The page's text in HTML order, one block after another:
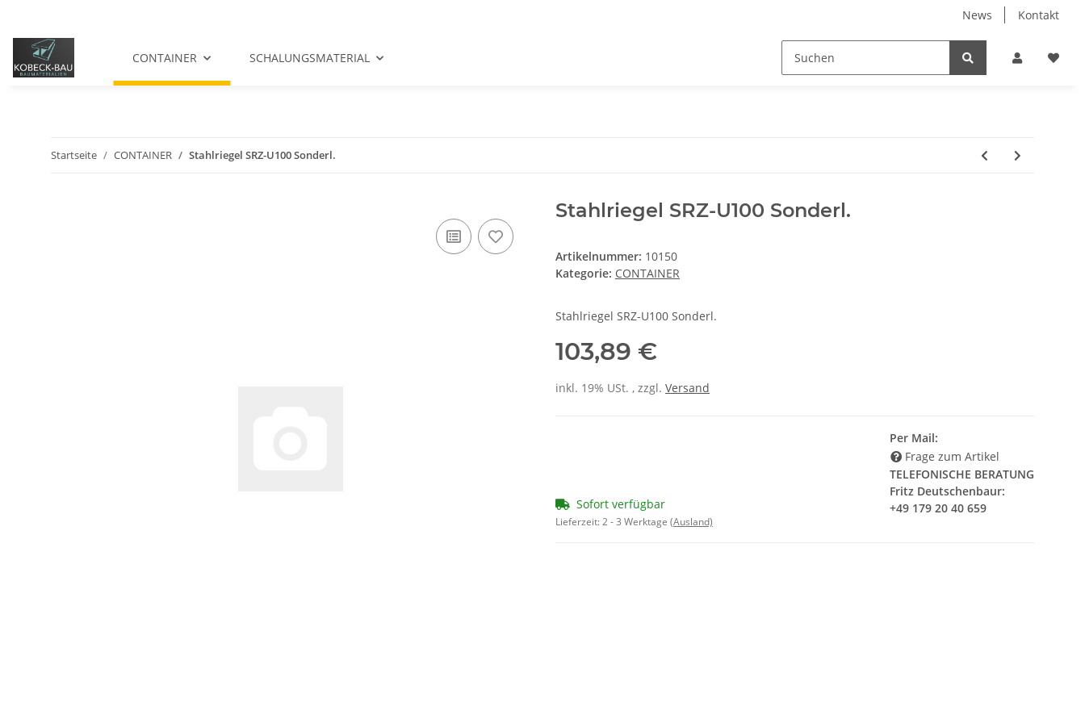
News Kontakt
CONTAINER SCHALUNGSMATERIAL
Startseite CONTAINER Stahlriegel SRZ-U100 Sonderl.
Stahlriegel SRZ-U100 Sonderl.
Artikelnummer: 10150
Kategorie: CONTAINER
Stahlriegel SRZ-U100 Sonderl.
103,89 €
inkl. 19% USt. , zzgl. Versand
Sofort verfügbar
Lieferzeit:2 - 3 Werktage (Ausland)
Per Mail:
Frage zum Artikel
TELEFONISCHE BERATUNG
Fritz Deutschenbaur:
+49 179 20 40 659